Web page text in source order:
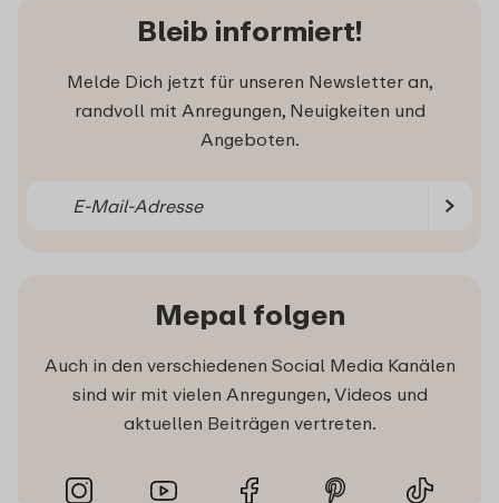
Bleib informiert!
Melde Dich jetzt für unseren Newsletter an,
randvoll mit Anregungen, Neuigkeiten und
Angeboten.
Mepal folgen
Auch in den verschiedenen Social Media Kanälen
sind wir mit vielen Anregungen, Videos und
aktuellen Beiträgen vertreten.